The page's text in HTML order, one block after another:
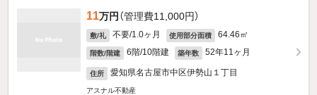
11万円 （管理費11,000円）
敷/礼 不要/1.0ヶ月 使用部分面積 64.46㎡
階数/階建 6階/10階建 築年数 52年11ヶ月
住所 愛知県名古屋市中区伊勢山１丁目
アスナル不動産